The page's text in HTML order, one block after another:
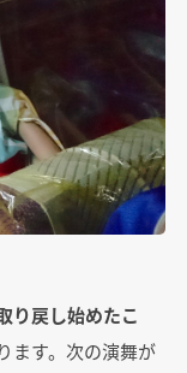
り戻し始めたこ
ます。次の演舞が